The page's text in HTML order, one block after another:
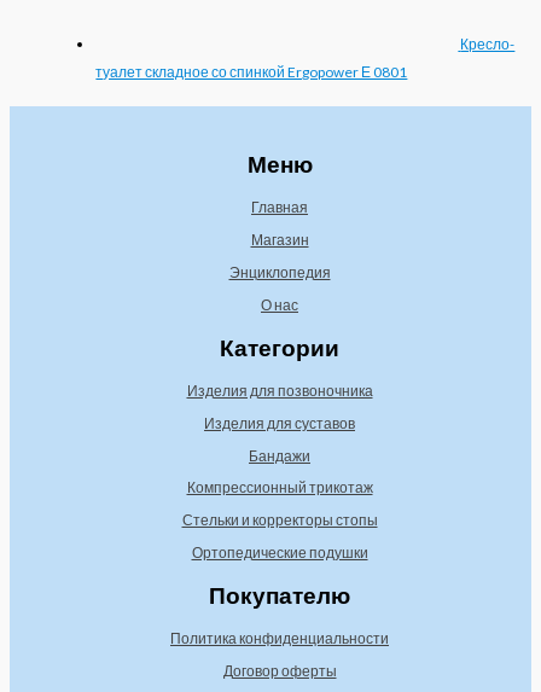
Кресло-
туалет складное со спинкой Ergopower Е 0801
Меню
Главная
Магазин
Энциклопедия
О нас
Категории
Изделия для позвоночника
Изделия для суставов
Бандажи
Компрессионный трикотаж
Стельки и корректоры стопы
Ортопедические подушки
Покупателю
Политика конфиденциальности
Договор оферты